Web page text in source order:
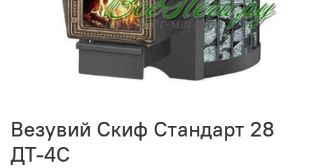
Везувий Скиф Стандарт 28
ДТ-4С